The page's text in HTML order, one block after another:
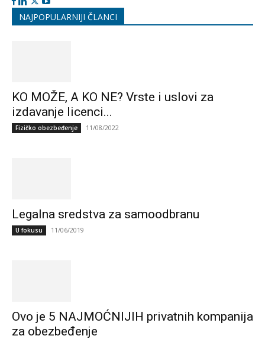
NAJPOPULARNIJI ČLANCI
KO MOŽE, A KO NE? Vrste i uslovi za
izdavanje licenci...
Fizičko obezbeđenje 11/08/2022
Legalna sredstva za samoodbranu
U fokusu 11/06/2019
Ovo je 5 NAJMOĆNIJIH privatnih kompanija
za obezbeđenje